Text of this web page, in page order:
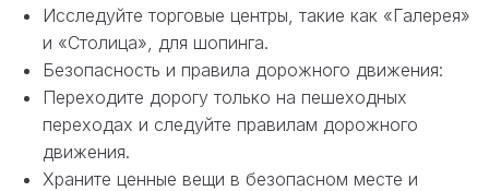
Исследуйте торговые центры, такие как «Галерея»
и «Столица», для шопинга.
Безопасность и правила дорожного движения:
Переходите дорогу только на пешеходных
переходах и следуйте правилам дорожного
движения.
Храните ценные вещи в безопасном месте и